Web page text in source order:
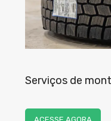
Serviços de